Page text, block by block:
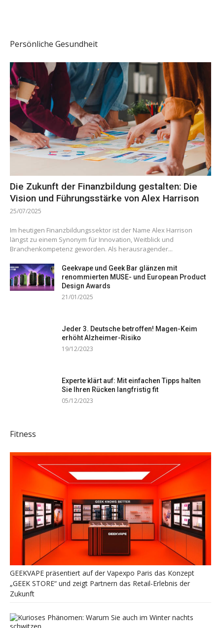
Persönliche Gesundheit
Die Zukunft der Finanzbildung gestalten: Die
Vision und Führungsstärke von Alex Harrison
25/07/2025
Im heutigen Finanzbildungssektor ist der Name Alex Harrison
längst zu einem Synonym für Innovation, Weitblick und
Branchenkompetenz geworden. Als herausragender...
Geekvape und Geek Bar glänzen mit
renommierten MUSE- und European Product
Design Awards
21/01/2025
Jeder 3. Deutsche betroffen! Magen-Keim
erhöht Alzheimer-Risiko
19/12/2023
Experte klärt auf: Mit einfachen Tipps halten
Sie Ihren Rücken langfristig fit
05/12/2023
Fitness
GEEKVAPE präsentiert auf der Vapexpo Paris das Konzept
„GEEK STORE“ und zeigt Partnern das Retail-Erlebnis der
Zukunft